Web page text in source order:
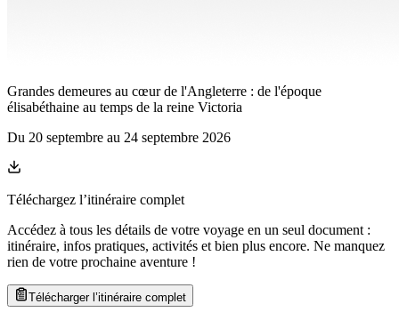
Grandes demeures au cœur de l'Angleterre : de l'époque
élisabéthaine au temps de la reine Victoria
Du 20 septembre au 24 septembre 2026
Téléchargez l’itinéraire complet
Accédez à tous les détails de votre voyage en un seul document :
itinéraire, infos pratiques, activités et bien plus encore. Ne manquez
rien de votre prochaine aventure !
Télécharger l’itinéraire complet